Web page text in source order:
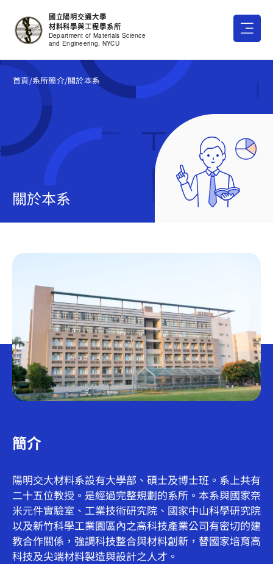
內
國立陽明交通大學
材料科學與工程學系所
Department of Materials Science
and Engineering, NYCU
首頁/系所簡介/關於本系
關於本系
簡介
陽明交大材料系設有大學部、碩士及博士班。系上共有
二十五位教授。是經過完整規劃的系所。本系與國家奈
米元件實驗室、工業技術研究院、國家中山科學研究院
以及新竹科學工業園區內之高科技產業公司有密切的建
教合作關係，強調科技整合與材料創新，替國家培育高
科技及尖端材料製造與設計之人才。